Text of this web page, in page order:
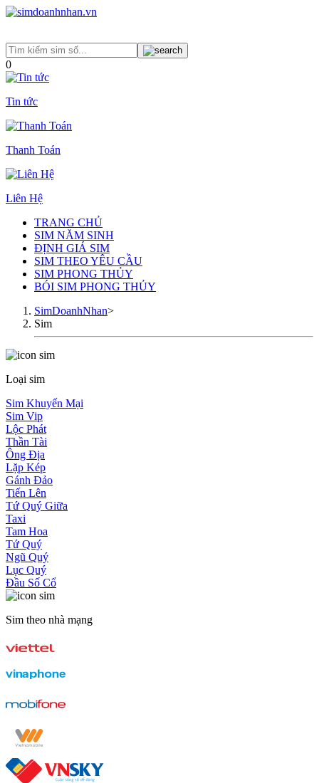
0
Tin tức
Thanh Toán
Liên Hệ
TRANG CHỦ
SIM NĂM SINH
ĐỊNH GIÁ SIM
SIM THEO YÊU CẦU
SIM PHONG THỦY
BÓI SIM PHONG THỦY
SimDoanhNhan>
Sim
Loại sim
Sim Khuyến Mại
Sim Vip
Lộc Phát
Thần Tài
Ông Địa
Lặp Kép
Gánh Đảo
Tiến Lên
Tứ Quý Giữa
Taxi
Tam Hoa
Tứ Quý
Ngũ Quý
Lục Quý
Đầu Số Cổ
Sim theo nhà mạng